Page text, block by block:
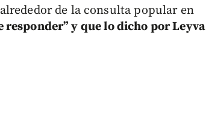
de la consulta popular en
y que lo dicho por Leyva